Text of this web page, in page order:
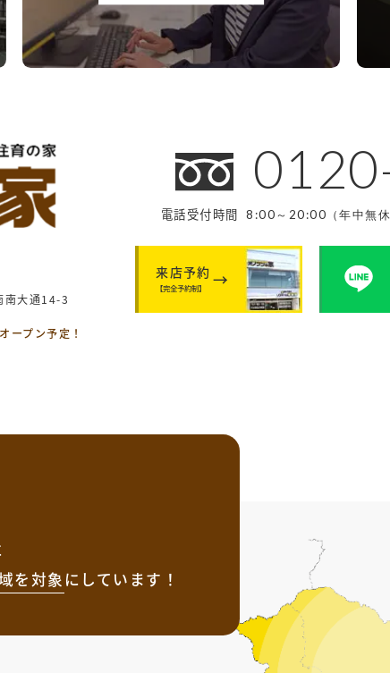
南大通14-3
ープン予定！
電話受付時間8:00～20:00（年中無
来店予約
【完全予約制】
を 対象 にしています！